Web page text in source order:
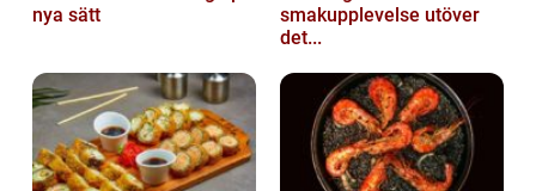
nya sätt
smakupplevelse utöver
det...